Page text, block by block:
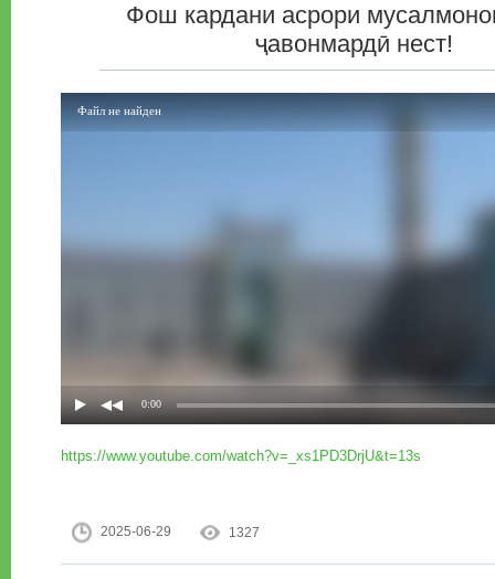
Фош кардани асрори
ҷавонмардӣ нест!
https://www.youtube.com/watch?v=_xs1PD3DrjU&t=13s
2025-06-29 1327